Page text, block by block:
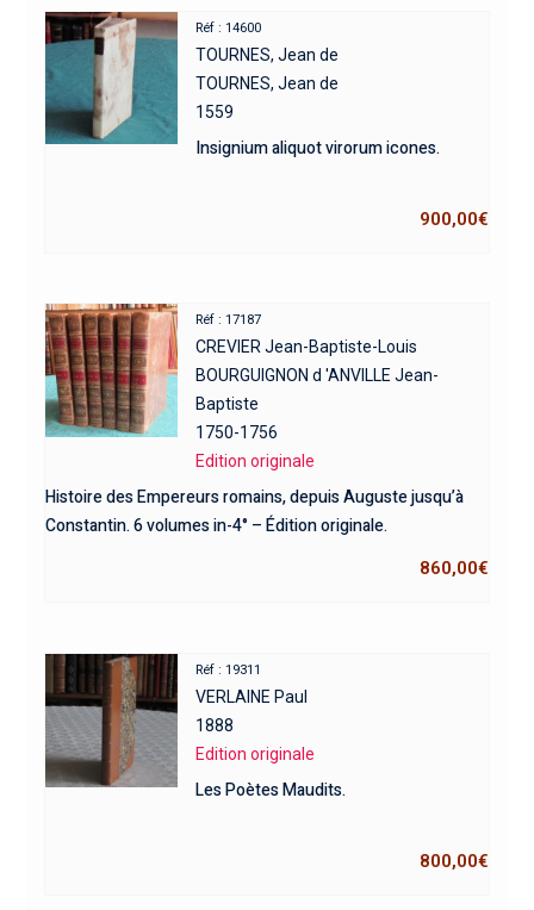
Réf : 14600
TOURNES, Jean de
TOURNES, Jean de
1559
Insignium aliquot virorum icones.
900,00€
Réf : 17187
CREVIER Jean-Baptiste-Louis
BOURGUIGNON d 'ANVILLE Jean-
Baptiste
1750-1756
Edition originale
Histoire des Empereurs romains, depuis Auguste jusqu’à
Constantin. 6 volumes in-4° – Édition originale.
860,00€
Réf : 19311
VERLAINE Paul
1888
Edition originale
Les Poètes Maudits.
800,00€